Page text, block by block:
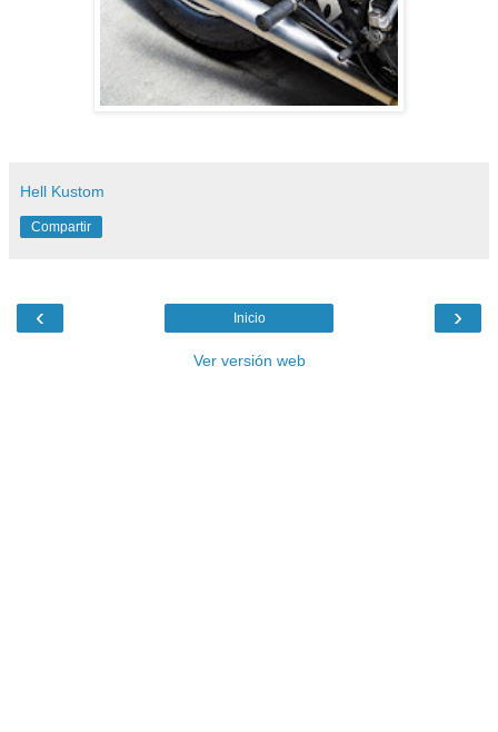
Hell Kustom
Compartir
‹ ›
Inicio
Ver versión web